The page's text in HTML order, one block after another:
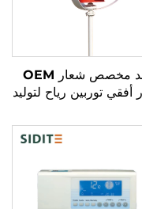
جهد مخصص شعار OEM
أفقي توربين رياح لتوليد
رياح مستقل مع الشعار